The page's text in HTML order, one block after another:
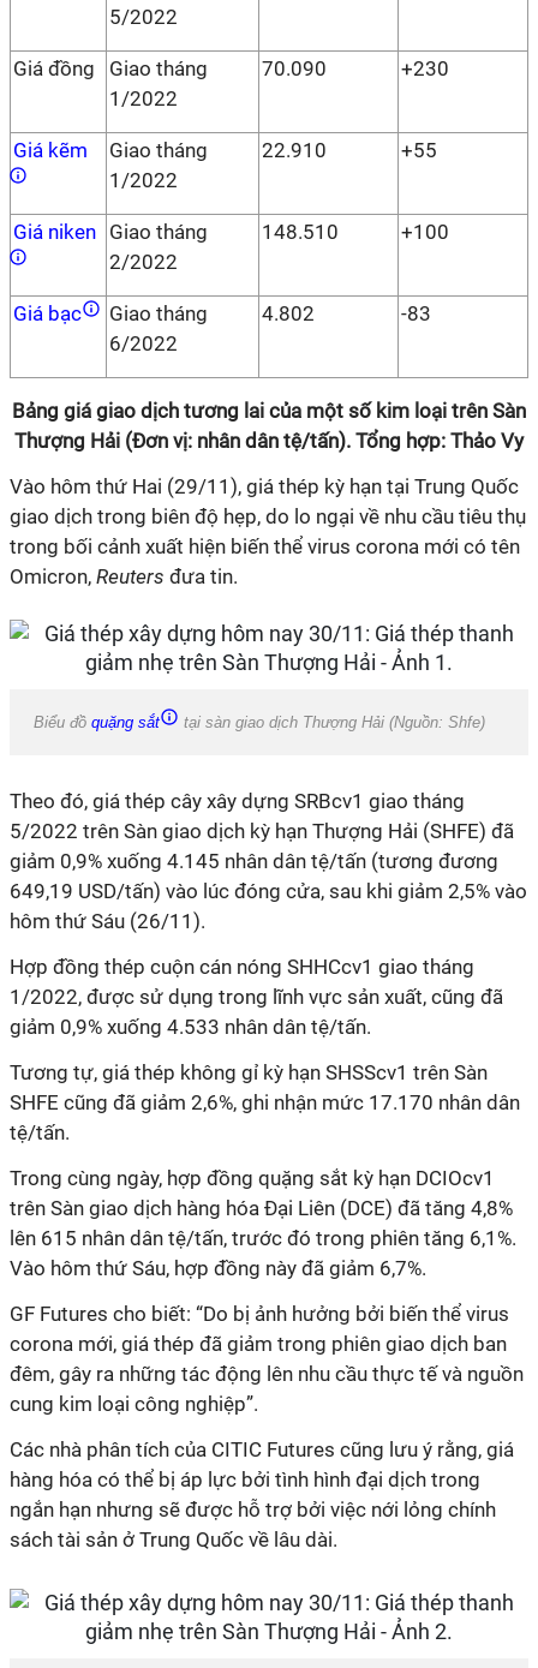
5/2022
Giá đồng
Giao tháng
1/2022
70.090 +230
Giá kẽm
Giao tháng
1/2022
22.910 +55
Giá niken Giao tháng
2/2022
148.510 +100
Giá bạc
Giao tháng
6/2022
4.802 -83
Bảng giá giao dịch tương lai của một số kim loại trên Sàn
Thượng Hải (Đơn vị: nhân dân tệ/tấn). Tổng hợp: Thảo Vy
Vào hôm thứ Hai (29/11), giá thép kỳ hạn tại Trung Quốc
giao dịch trong biên độ hẹp, do lo ngại về nhu cầu tiêu thụ
trong bối cảnh xuất hiện biến thể virus corona mới có tên
Omicron, Reuters đưa tin.
Biểu đồ quặng sắt tại sàn giao dịch Thượng Hải (Nguồn: Shfe)
Theo đó, giá thép cây xây dựng SRBcv1 giao tháng
5/2022 trên Sàn giao dịch kỳ hạn Thượng Hải (SHFE) đã
giảm 0,9% xuống 4.145 nhân dân tệ/tấn (tương đương
649,19 USD/tấn) vào lúc đóng cửa, sau khi giảm 2,5% vào
hôm thứ Sáu (26/11).
Hợp đồng thép cuộn cán nóng SHHCcv1 giao tháng
1/2022, được sử dụng trong lĩnh vực sản xuất, cũng đã
giảm 0,9% xuống 4.533 nhân dân tệ/tấn.
Tương tự, giá thép không gỉ kỳ hạn SHSScv1 trên Sàn
SHFE cũng đã giảm 2,6%, ghi nhận mức 17.170 nhân dân
tệ/tấn.
Trong cùng ngày, hợp đồng quặng sắt kỳ hạn DCIOcv1
trên Sàn giao dịch hàng hóa Đại Liên (DCE) đã tăng 4,8%
lên 615 nhân dân tệ/tấn, trước đó trong phiên tăng 6,1%.
Vào hôm thứ Sáu, hợp đồng này đã giảm 6,7%.
GF Futures cho biết: “Do bị ảnh hưởng bởi biến thể virus
corona mới, giá thép đã giảm trong phiên giao dịch ban
đêm, gây ra những tác động lên nhu cầu thực tế và nguồn
cung kim loại công nghiệp”.
Các nhà phân tích của CITIC Futures cũng lưu ý rằng, giá
hàng hóa có thể bị áp lực bởi tình hình đại dịch trong
ngắn hạn nhưng sẽ được hỗ trợ bởi việc nới lỏng chính
sách tài sản ở Trung Quốc về lâu dài.